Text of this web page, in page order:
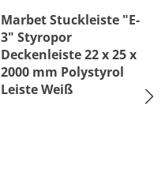
Marbet Stuckleiste "E-
3" Styropor
Deckenleiste 22 x 25 x
2000 mm Polystyrol
Leiste Weiß